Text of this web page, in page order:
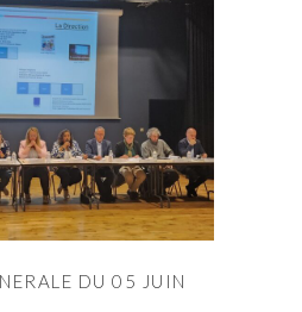
DU 05 JUIN